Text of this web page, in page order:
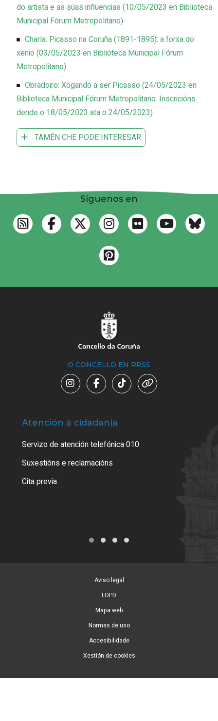
do artista e as súas influencias (10/05/2023 en Biblioteca
Municipal Fórum Metropolitano)
Charla: Picasso na Coruña (1891-1895): a forxa do
xenio (03/05/2023 en Biblioteca Municipal Fórum
Metropolitano)
Obradoiro: Xogando a ser Picasso (24/05/2023 en
Biblioteca Municipal Fórum Metropolitano. Inscricións
dende o 18/05/2023 ata o 24/05/2023)
TAMÉN CHE PODE INTERESAR
Síguenos en
O CONCELLO EN RRSS
Atención á cidadanía
Servizo de atención telefónica 010
Suxestións e reclamacións
Cita previa
Aviso legal
LOPD
Mapa web
Normas de uso
Accesibilidade
Xestión de cookies